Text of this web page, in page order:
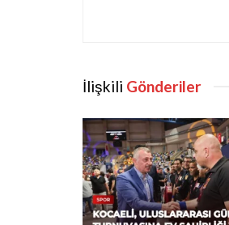
İlişkili Gönderiler